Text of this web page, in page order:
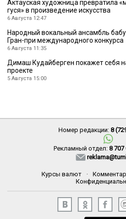
Актауская художница превратила
гуся» в произведение искусства
6 Августа 12:47
Народный вокальный ансамбль
Гран-при международного конкурса
6 Августа 11:35
Димаш Кудайберген покажет себя
проекте
5 Августа 15:00
Номер редакции: 8
Рекламный отдел: 8 707
Курсы валют ·